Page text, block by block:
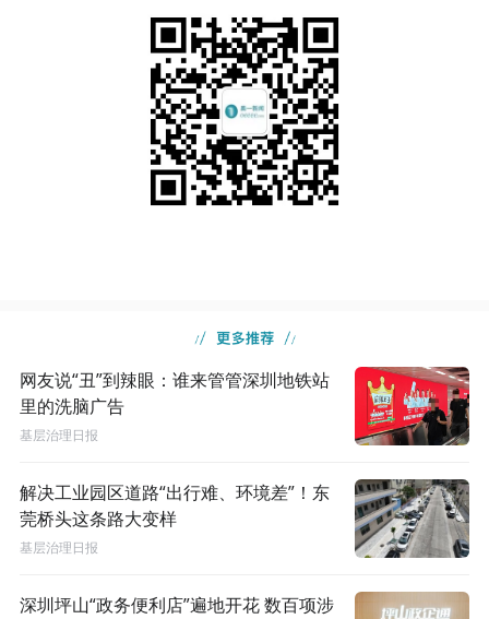
网友说“丑”到辣眼：谁来管管深圳地铁站
里的洗脑广告
基层治理日报
解决工业园区道路“出行难、环境差”！东
莞桥头这条路大变样
基层治理日报
深圳坪山“政务便利店”遍地开花 数百项涉